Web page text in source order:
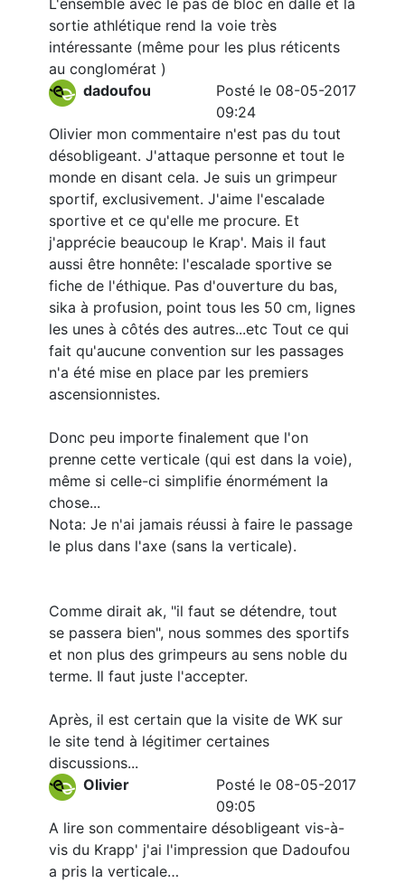
L'ensemble avec le pas de bloc en dalle et la
sortie athlétique rend la voie très
intéressante (même pour les plus réticents
au conglomérat )
dadoufou
Posté le 08-05-2017
09:24
Olivier mon commentaire n'est pas du tout
désobligeant. J'attaque personne et tout le
monde en disant cela. Je suis un grimpeur
sportif, exclusivement. J'aime l'escalade
sportive et ce qu'elle me procure. Et
j'apprécie beaucoup le Krap'. Mais il faut
aussi être honnête: l'escalade sportive se
fiche de l'éthique. Pas d'ouverture du bas,
sika à profusion, point tous les 50 cm, lignes
les unes à côtés des autres...etc Tout ce qui
fait qu'aucune convention sur les passages
n'a été mise en place par les premiers
ascensionnistes.
Donc peu importe finalement que l'on
prenne cette verticale (qui est dans la voie),
même si celle-ci simplifie énormément la
chose...
Nota: Je n'ai jamais réussi à faire le passage
le plus dans l'axe (sans la verticale).
Comme dirait ak, "il faut se détendre, tout
se passera bien", nous sommes des sportifs
et non plus des grimpeurs au sens noble du
terme. Il faut juste l'accepter.
Après, il est certain que la visite de WK sur
le site tend à légitimer certaines
discussions...
Olivier
Posté le 08-05-2017
09:05
A lire son commentaire désobligeant vis-à-
vis du Krapp' j'ai l'impression que Dadoufou
a pris la verticale…